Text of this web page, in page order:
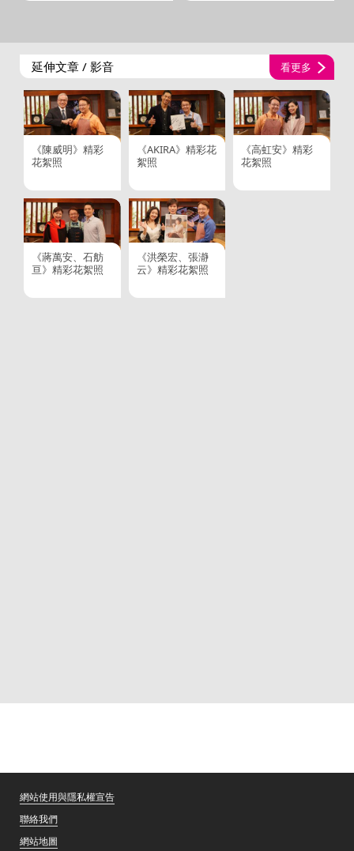
延伸文章 / 影音 看更多
《陳威明》精彩
花絮照
《AKIRA》精彩花
絮照
《高虹安》精彩
花絮照
《蔣萬安、石舫
亘》精彩花絮照
《洪榮宏、張瀞
云》精彩花絮照
網站使用與隱私權宣告
聯絡我們
網站地圖